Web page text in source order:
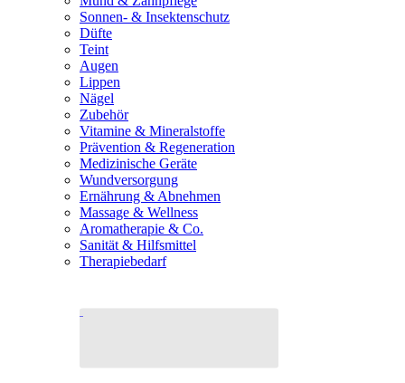
Sonnen- & Insektenschutz
Düfte
Teint
Augen
Lippen
Nägel
Zubehör
Vitamine & Mineralstoffe
Prävention & Regeneration
Medizinische Geräte
Wundversorgung
Ernährung & Abnehmen
Massage & Wellness
Aromatherapie & Co.
Sanität & Hilfsmittel
Therapiebedarf